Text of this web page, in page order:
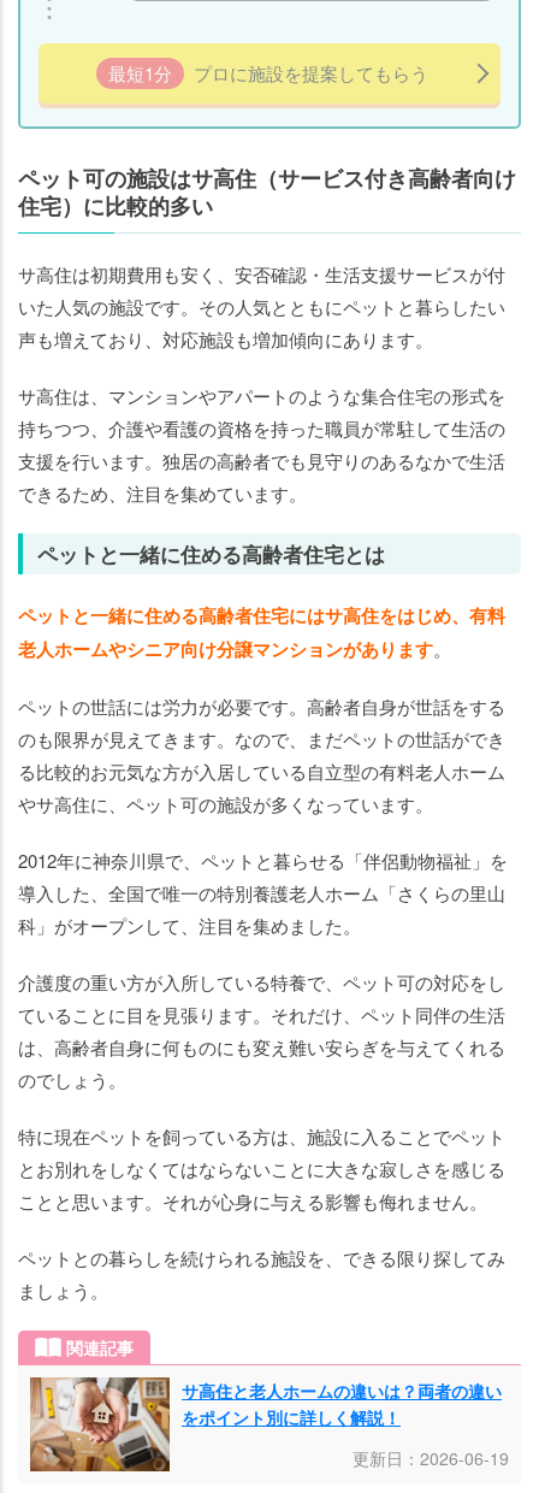
最短1分 プロに施設を提案してもらう
高住
（サ
ービ
ス付
齢者
向け
宅）
にま
つわ
くあ
る質
問
ペット可の施設はサ高住（サービス付き高齢者向け
住宅）に比較的多い
サ高住は初期費用も安く、安否確認・生活支援サービスが付
いた人気の施設です。その人気とともにペットと暮らしたい
声も増えており、対応施設も増加傾向にあります。
サ高住は、マンションやアパートのような集合住宅の形式を
持ちつつ、介護や看護の資格を持った職員が常駐して生活の
支援を行います。独居の高齢者でも見守りのあるなかで生活
できるため、注目を集めています。
ペットと一緒に住める高齢者住宅とは
ペットと一緒に住める高齢者住宅にはサ高住をはじめ、有料
老人ホームやシニア向け分譲マンションがあります。
ペットの世話には労力が必要です。高齢者自身が世話をする
のも限界が見えてきます。なので、まだペットの世話ができ
る比較的お元気な方が入居している自立型の有料老人ホーム
やサ高住に、ペット可の施設が多くなっています。
2012年に神奈川県で、ペットと暮らせる「伴侶動物福祉」を
導入した、全国で唯一の特別養護老人ホーム「さくらの里山
科」がオープンして、注目を集めました。
介護度の重い方が入所している特養で、ペット可の対応をし
ていることに目を見張ります。それだけ、ペット同伴の生活
は、高齢者自身に何ものにも変え難い安らぎを与えてくれる
のでしょう。
特に現在ペットを飼っている方は、施設に入ることでペット
とお別れをしなくてはならないことに大きな寂しさを感じる
ことと思います。それが心身に与える影響も侮れません。
ペットとの暮らしを続けられる施設を、できる限り探してみ
ましょう。
関連記事
サ高住と老人ホームの違いは？両者の違い
をポイント別に詳しく解説！
更新日：2026-06-19